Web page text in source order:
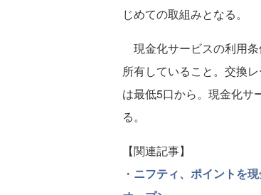
じめての取組みとなる。
現金化サービスの利用
所有していること。交換
は最低5口から。現金化サ
る。
【関連記事】
・ ニフティ、ポイントを